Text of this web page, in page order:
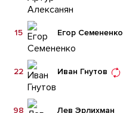
Егор Семененко
15
Иван Гнутов
22
Лев Эрлихман
98